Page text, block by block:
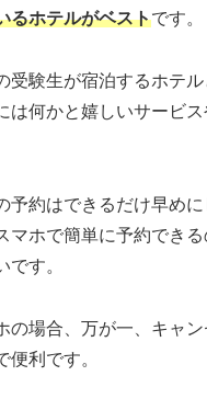
るホテルがベストです。
受験生が宿泊するホテ
は何かと嬉しいサービ
予約はできるだけ早め
マホで簡単に予約でき
です。
の場合、万が一、キャ
便利です。